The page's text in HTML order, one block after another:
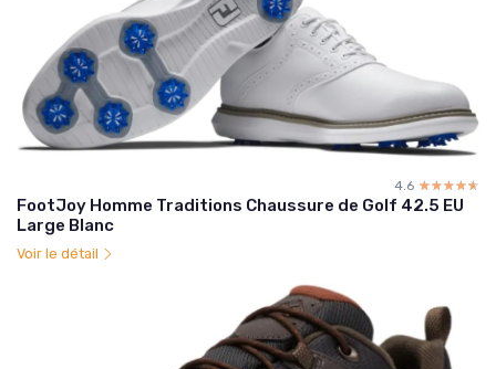
4.6 ☆☆☆☆☆
★★★★★
FootJoy Homme Traditions Chaussure de Golf 42.5 EU
Large Blanc
Voir le détail